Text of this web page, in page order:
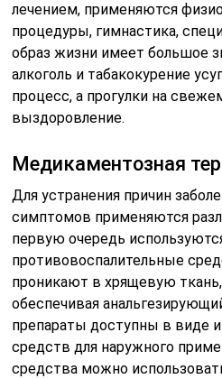
лечением, применяются
процедуры, гимнастика,
образ жизни имеет большое
алкоголь и табакокурение
процесс, а прогулки на
выздоровление.
Медикаментозная
Для устранения причин
симптомов применяются
первую очередь
противовоспалительные
проникают в хрящевую
обеспечивая
препараты доступны в виде
средств для наружного
средства можно